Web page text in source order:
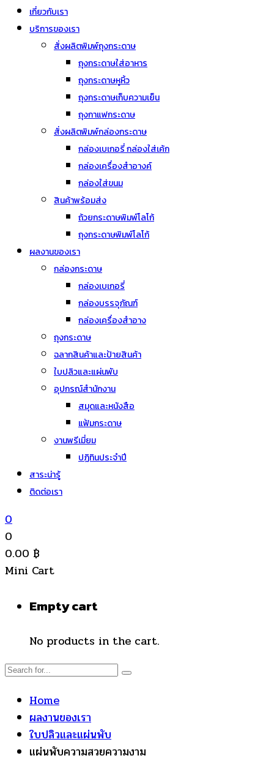
เกี่ยวกับเรา
บริการของเรา
สั่งผลิตพิมพ์ถุงกระดาษ
ถุงกระดาษใส่อาหาร
ถุงกระดาษหูหิ้ว
ถุงกระดาษเก็บความเย็น
ถุงกาแฟกระดาษ
สั่งผลิตพิมพ์กล่องกระดาษ
กล่องเบเกอรี่ กล่องใส่เค้ก
กล่องเครื่องสำอางค์
กล่องใส่ขนม
สินค้าพร้อมส่ง
ถ้วยกระดาษพิมพ์โลโก้
ถุงกระดาษพิมพ์โลโก้
ผลงานของเรา
กล่องกระดาษ
กล่องเบเกอรี่
กล่องบรรจุภัณฑ์
กล่องเครื่องสำอาง
ถุงกระดาษ
ฉลากสินค้าและป้ายสินค้า
ใบปลิวและแผ่นพับ
อุปกรณ์สำนักงาน
สมุดและหนังสือ
แฟ้มกระดาษ
งานพรีเมี่ยม
ปฏิทินประจำปี
สาระน่ารู้
ติดต่อเรา
0
0
0.00 ฿
Mini Cart
Empty cart
No products in the cart.
Home
ผลงานของเรา
ใบปลิวและแผ่นพับ
แผ่นพับความสวยความงาม